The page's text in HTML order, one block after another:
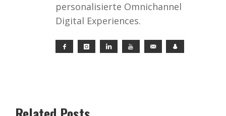
personalisierte Omnichannel
Digital Experiences.